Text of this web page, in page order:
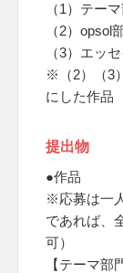
（1）テー
（2）opsol
（3）エッ
※（2）（3
にした作品
提出物
●作品
※応募は一
であれば、
可）
【テーマ部